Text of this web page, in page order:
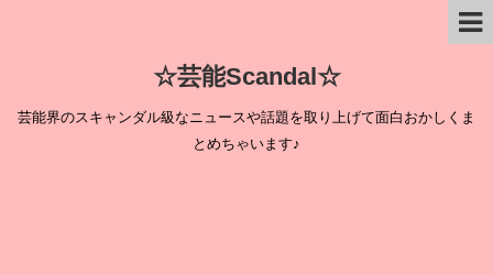
☆芸能Scandal☆
芸能界のスキャンダル級なニュースや話題を取り上げて面白おかしくま
とめちゃいます♪